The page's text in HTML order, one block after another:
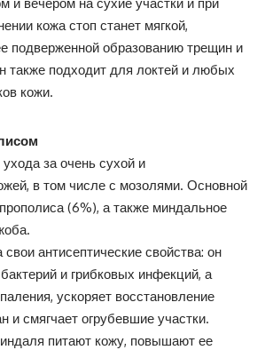
кожа стоп станет мягкой,
подверженной образованию трещин и
также подходит для локтей и любых
кожи.
за очень сухой и
в том числе с мозолями. Основной
(6%), а также миндальное
антисептические свойства: он
и грибковых инфекций, а
ускоряет восстановление
и смягчает огрубевшие участки.
питают кожу, повышают ее